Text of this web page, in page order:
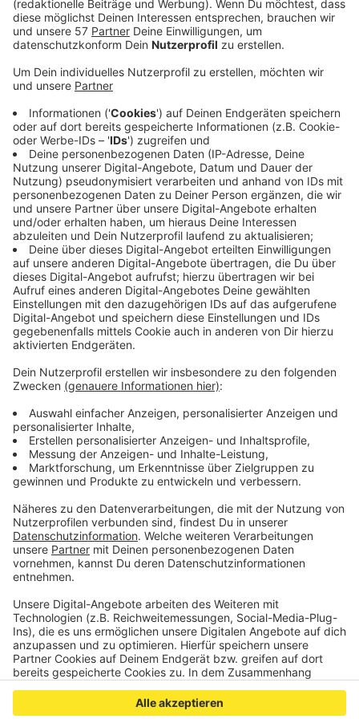
Gelände am Patternhof gebaut werden.
Die Erschließungsarbeiten dort sind fertig, teilt die
Am Patternhof entsteht ein neues und modernes
Wohngebiet in unmittelbarer Nachbarschaft zur
Innenstadt. Auf rund 13.000 Quadratmetern mit
insgesamt 25 Grundstücken werden zwölf
Doppelhaushälften, sechs freistehende
Einfamilienhäuser sowie drei zwei- und vier
dreigeschossige Mehrfamilienhäuser gebaut.
Außerdem nimmt voraussichtlich noch dieses Jahr eine
fünfgruppige Kindertagesstätte ihren Betrieb auf.
Zum Verkauf stehen inzwischen nur noch drei
Grundstücke – eins für ein freistehendes
Einfamilienhaus und zwei dreigeschossige
Mehrfamilienhäuser.
Die künftigen Immobilien werden vollständig mit
Nahwärme versorgt und in nachhaltiger Bauweise
Laut Eschweilers Bürgermeisterin Nadine Leonhardt
gibt es eine große Nachfrage an Wohnraum in
Innenstadtnähe, auf die man mit dem neuen Baugebiet
Anzeige
Anzeige